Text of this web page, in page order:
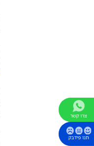
צרו קשר
תנו פידבק